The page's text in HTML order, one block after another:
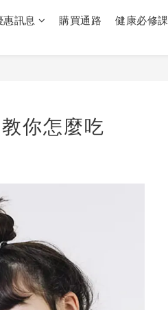
惠訊息 購買通路 健康必修課
你怎麼吃